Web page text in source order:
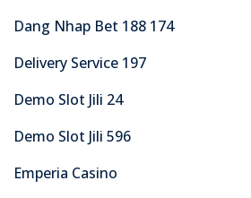
Dang Nhap Bet 188 174
Delivery Service 197
Demo Slot Jili 24
Demo Slot Jili 596
Emperia Casino